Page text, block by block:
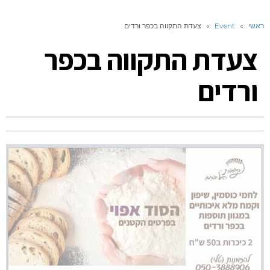
ראשי »
Event
» צעדת התקווה בכפר ורדים
צעדת התקווה בכפר
ורדים